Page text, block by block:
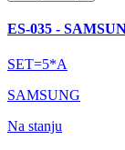
ES-035 -
SET=5*A
SAMSUNG
Na stanju